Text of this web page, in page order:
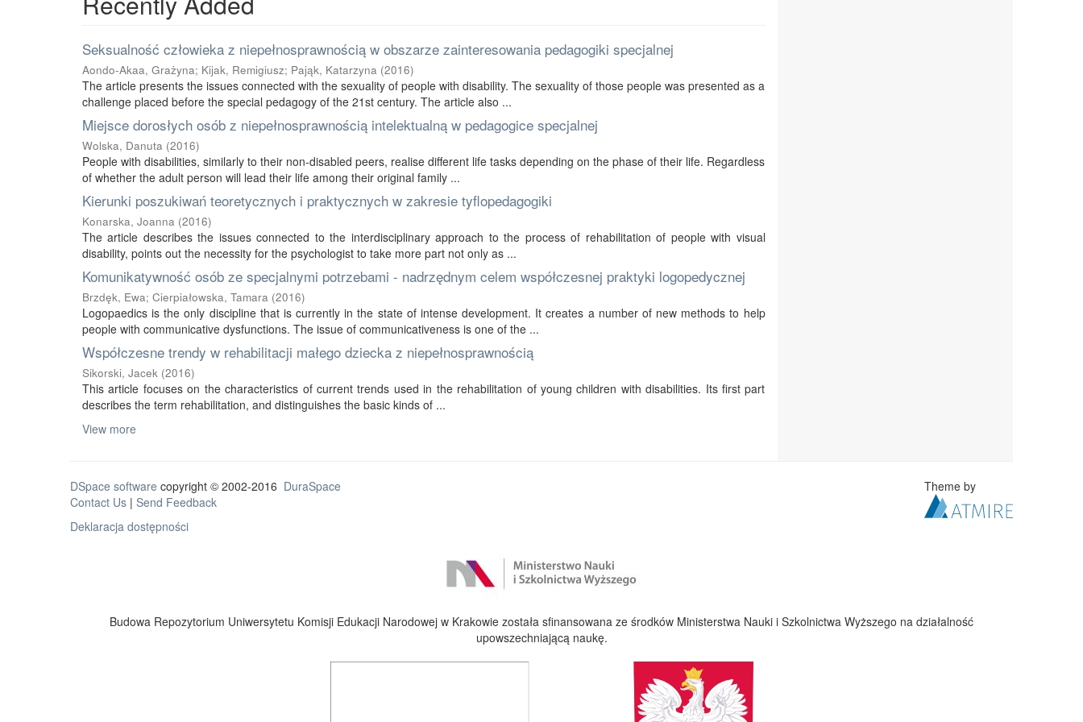
Seksualność człowieka z niepełnosprawnością w obszarze zainteresowania pedagogiki specjalnej
Aondo-Akaa, Grażyna; Kijak, Remigiusz; Pająk, Katarzyna (2016)
The article presents the issues connected with the sexuality of people with disability. The sexuality of those people was presented as a
challenge placed before the special pedagogy of the 21st century. The article also ...
Miejsce dorosłych osób z niepełnosprawnością intelektualną w pedagogice specjalnej
Wolska, Danuta (2016)
People with disabilities, similarly to their non-disabled peers, realise different life tasks depending on the phase of their life. Regardless
of whether the adult person will lead their life among their original family ...
Kierunki poszukiwań teoretycznych i praktycznych w zakresie tyflopedagogiki
Konarska, Joanna (2016)
The article describes the issues connected to the interdisciplinary approach to the process of rehabilitation of people with visual
disability, points out the necessity for the psychologist to take more part not only as ...
Komunikatywność osób ze specjalnymi potrzebami - nadrzędnym celem współczesnej praktyki logopedycznej
Brzdęk, Ewa; Cierpiałowska, Tamara (2016)
Logopaedics is the only discipline that is currently in the state of intense development. It creates a number of new methods to help
people with communicative dysfunctions. The issue of communicativeness is one of the ...
Współczesne trendy w rehabilitacji małego dziecka z niepełnosprawnością
Sikorski, Jacek (2016)
This article focuses on the characteristics of current trends used in the rehabilitation of young children with disabilities. Its first part
describes the term rehabilitation, and distinguishes the basic kinds of ...
View more
DSpace software copyright © 2002-2016 DuraSpace
Contact Us | Send Feedback
Deklaracja dostępności
Theme by
Budowa Repozytorium Uniwersytetu Komisji Edukacji Narodowej w Krakowie została sfinansowana ze środków Ministerstwa Nauki i Szkolnictwa Wyższego na działalność
upowszechniającą naukę.